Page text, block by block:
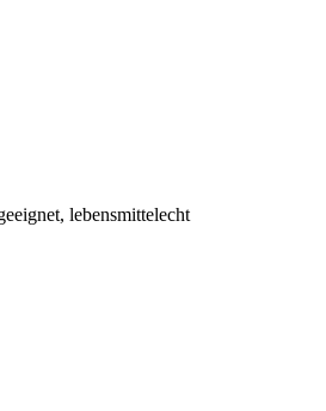
lebensmittelecht